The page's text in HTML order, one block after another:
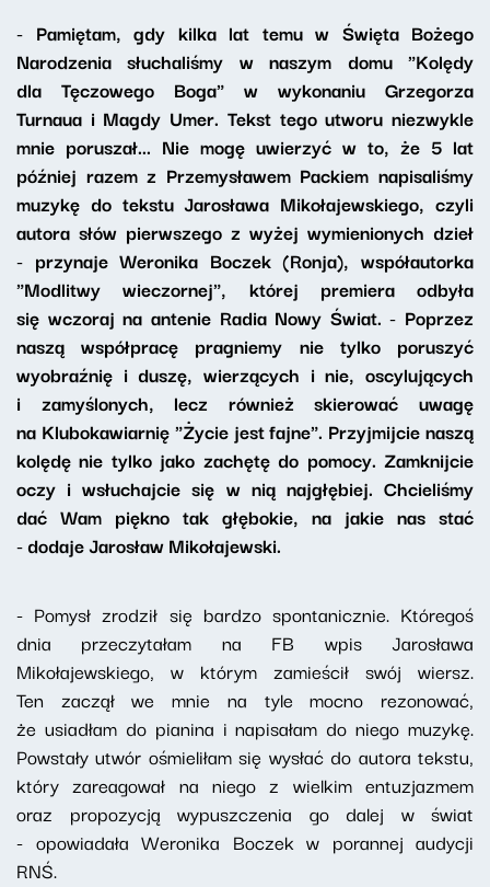
- Pamiętam, gdy kilka lat temu w Święta Bożego
Narodzenia słuchaliśmy w naszym domu "Kolędy
dla Tęczowego Boga" w wykonaniu Grzegorza
Turnaua i Magdy Umer. Tekst tego utworu niezwykle
mnie poruszał... Nie mogę uwierzyć w to, że 5 lat
później razem z Przemysławem Packiem napisaliśmy
muzykę do tekstu Jarosława Mikołajewskiego, czyli
autora słów pierwszego z wyżej wymienionych dzieł
- przynaje Weronika Boczek (Ronja), współautorka
"Modlitwy wieczornej", której premiera odbyła
się wczoraj na antenie Radia Nowy Świat. - Poprzez
naszą współpracę pragniemy nie tylko poruszyć
wyobraźnię i duszę, wierzących i nie, oscylujących
i zamyślonych, lecz również skierować uwagę
na Klubokawiarnię "Życie jest fajne". Przyjmijcie naszą
kolędę nie tylko jako zachętę do pomocy. Zamknijcie
oczy i wsłuchajcie się w nią najgłębiej. Chcieliśmy
dać Wam piękno tak głębokie, na jakie nas stać
- dodaje Jarosław Mikołajewski.
- Pomysł zrodził się bardzo spontanicznie. Któregoś
dnia przeczytałam na FB wpis Jarosława
Mikołajewskiego, w którym zamieścił swój wiersz.
Ten zaczął we mnie na tyle mocno rezonować,
że usiadłam do pianina i napisałam do niego muzykę.
Powstały utwór ośmieliłam się wysłać do autora tekstu,
który zareagował na niego z wielkim entuzjazmem
oraz propozycją wypuszczenia go dalej w świat
- opowiadała Weronika Boczek w porannej audycji
RNŚ.